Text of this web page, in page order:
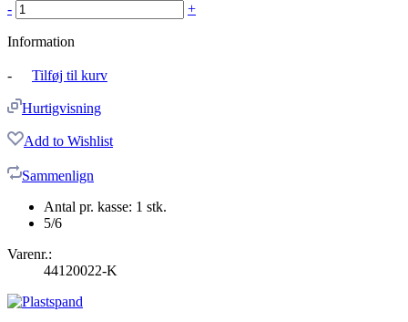
- +
Information
- Tilføj til kurv
Hurtigvisning
Add to Wishlist
Sammenlign
Antal pr. kasse: 1 stk.
5/6
Varenr.:
44120022-K